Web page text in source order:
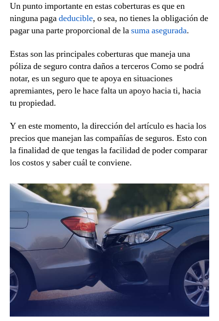
Un punto importante en estas coberturas es que en
ninguna pagadeducible, o sea, no tienes la obligación de
pagar una parte proporcional de lasuma asegurada.
Estas son las principales coberturas que maneja una
póliza de seguro contra daños a terceros Como se podrá
notar, es un seguro que te apoya en situaciones
apremiantes, pero le hace falta un apoyo hacia ti, hacia
tu propiedad.
Y en este momento, la dirección del artículo es hacia los
precios que manejan las compañías de seguros. Esto con
la finalidad de que tengas la facilidad de poder comparar
los costos y saber cuál te conviene.